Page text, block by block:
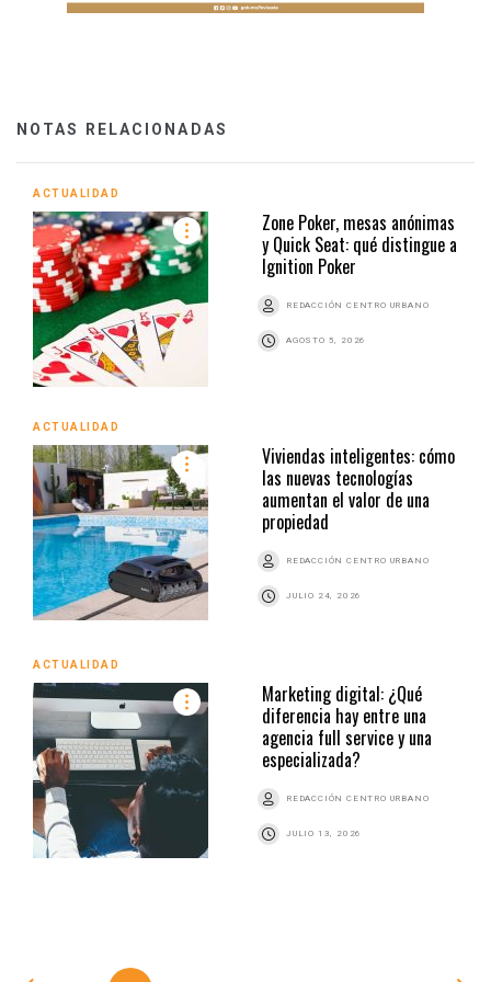
NOTAS RELACIONADAS
ACTUALIDAD
Zone Poker, mesas anónimas
y Quick Seat: qué distingue a
Ignition Poker
REDACCIÓN CENTRO URBANO
AGOSTO 5, 2026
ACTUALIDAD
Viviendas inteligentes: cómo
las nuevas tecnologías
aumentan el valor de una
propiedad
REDACCIÓN CENTRO URBANO
JULIO 24, 2026
ACTUALIDAD
Marketing digital: ¿Qué
diferencia hay entre una
agencia full service y una
especializada?
REDACCIÓN CENTRO URBANO
JULIO 13, 2026